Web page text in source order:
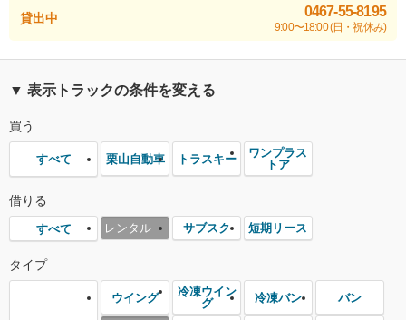
貸出中 0467-55-8195
9:00〜18:00 (日・祝休み)
▼ 表示トラックの条件を変える
買う
すべて 栗山自動車 トラスキー
ワンプラス
トア
借りる
すべて レンタル サブスク 短期リース
タイプ
ウイング
冷凍ウイン
グ
冷凍バン バン